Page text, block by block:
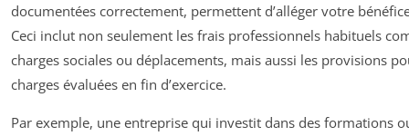
documentées correctement, permettent d’alléger votre
Ceci inclut non seulement les frais professionnels habituels
charges sociales ou déplacements, mais aussi les provisions
charges évaluées en fin d’exercice.
Par exemple, une entreprise qui investit dans des formations